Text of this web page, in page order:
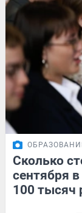
Сколько
сентября
100 тысяч